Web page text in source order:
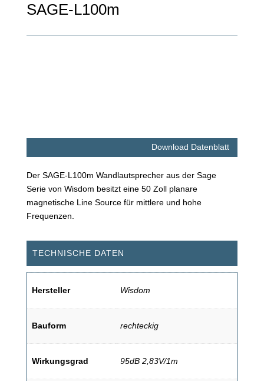
SAGE-L100m
Download Datenblatt
Der SAGE-L100m Wandlautsprecher aus der Sage
Serie von Wisdom besitzt eine 50 Zoll planare
magnetische Line Source für mittlere und hohe
Frequenzen.
TECHNISCHE DATEN
Hersteller Wisdom
Bauform rechteckig
Wirkungsgrad 95dB 2,83V/1m